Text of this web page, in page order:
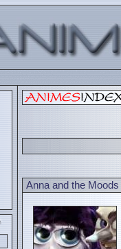
Anna and the Moods